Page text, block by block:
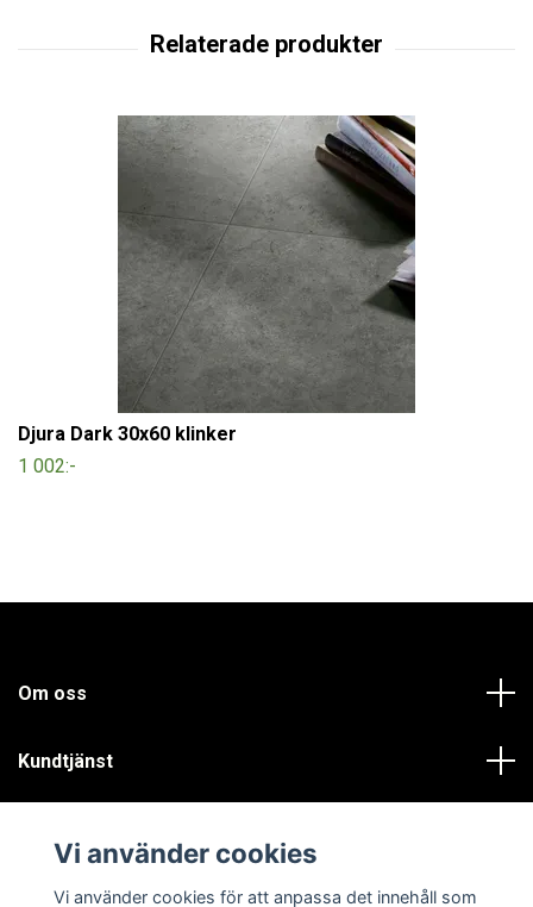
Djura Dark 30x60 klinker
1 002:-
Om oss
Kundtjänst
Sociala medier
Vi använder cookies
Vi använder cookies för att anpassa det innehåll som